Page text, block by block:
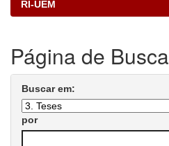
RI-UEM
Página de Busca
Buscar em:
por